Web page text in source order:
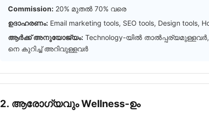
Commission: 20% മുതൽ 70% വരെ
ഉദാഹരണം: Email marketing tools, SEO tools, Design tools,
ആർക്ക് അനുയോജ്യം: Technology-യിൽ താൽപ്പര്യമുള്ളവർ,
നെ കുറിച്ച് അറിവുള്ളവർ
2. ആരോഗ്യവും Wellness-ഉം